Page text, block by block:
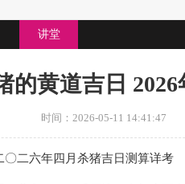
讲堂
的黄道吉日
时间：2026-05-11 14:41:47
二六年四月杀猪吉日测算详考